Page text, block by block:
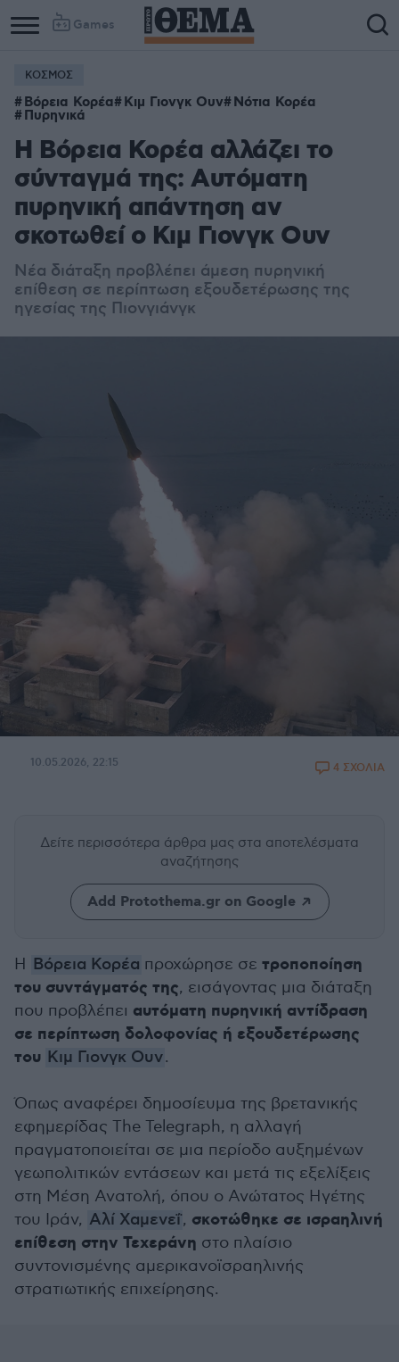
Games
ΚΟΣΜΟΣ
Βόρεια Κορέα Κιμ Γιονγκ Ουν Νότια Κορέα
Πυρηνικά
Η Βόρεια Κορέα αλλάζει το
σύνταγμά της: Αυτόματη
πυρηνική απάντηση αν
σκοτωθεί ο Κιμ Γιονγκ Ουν
Νέα διάταξη προβλέπει άμεση πυρηνική
επίθεση σε περίπτωση εξουδετέρωσης της
ηγεσίας της Πιονγιάνγκ
10.05.2026, 22:15 4 ΣΧΟΛΙΑ
Δείτε περισσότερα άρθρα μας στα αποτελέσματα
αναζήτησης
Add Protothema.gr on Google
Η Βόρεια Κορέα προχώρησε σε τροποποίηση
του συντάγματός της, εισάγοντας μια διάταξη
που προβλέπει αυτόματη πυρηνική αντίδραση
σε περίπτωση δολοφονίας ή εξουδετέρωσης
του Κιμ Γιονγκ Ουν.
Όπως αναφέρει δημοσίευμα της βρετανικής
εφημερίδας The Telegraph, η αλλαγή
πραγματοποιείται σε μια περίοδο αυξημένων
γεωπολιτικών εντάσεων και μετά τις εξελίξεις
στη Μέση Ανατολή, όπου ο Ανώτατος Ηγέτης
του Ιράν, Αλί Χαμενεΐ, σκοτώθηκε σε ισραηλινή
επίθεση στην Τεχεράνη στο πλαίσιο
συντονισμένης αμερικανοϊσραηλινής
στρατιωτικής επιχείρησης.